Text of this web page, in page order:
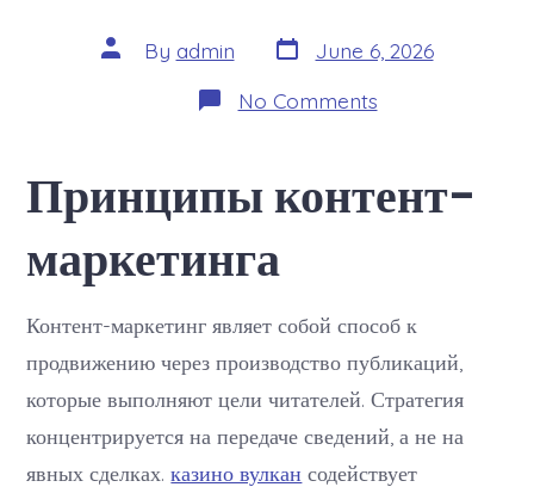
Post
author
By admin Post
date
June 6, 2026
No Commentson
Принципы
Принципы контент-
маркетинга
Контент-маркетинг являет собой способ к
продвижению через производство публикаций,
которые выполняют цели читателей. Стратегия
концентрируется на передаче сведений, а не на
явных сделках.казино вулкан содействует